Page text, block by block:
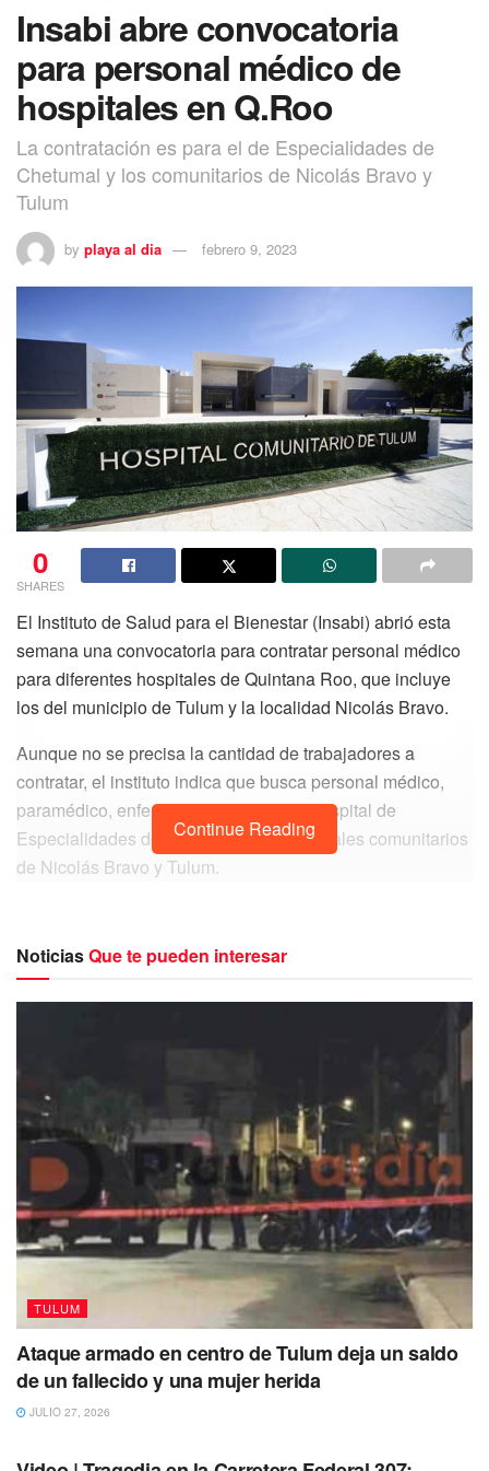
Insabi abre convocatoria
para personal médico de
hospitales en Q.Roo
La contratación es para el de Especialidades de
Chetumal y los comunitarios de Nicolás Bravo y
Tulum
by playa al dia febrero 9, 2023
0
SHARES
El Instituto de Salud para el Bienestar (Insabi) abrió esta
semana una convocatoria para contratar personal médico
para diferentes hospitales de Quintana Roo, que incluye
los del municipio de Tulum y la localidad Nicolás Bravo.
Aunque no se precisa la cantidad de trabajadores a
contratar, el instituto indica que busca personal médico,
paramédico, enfermería y afín para el Hospital de
Especialidades de Chetumal y los hospitales comunitarios
de Nicolás Bravo y Tulum.
reunir los requisitos de escolaridad y experiencia previstos
para cada una de las categorías y no estar inhabilitado (a)
otra causa de impedimento legal.
La contratación será semestral y eventual, con
prestaciones como Seguridad Social (ISSSTE,
FOVISSSTE, Capacitación), mientras que para visualizar
las vacantes y los sueldos brutos mensuales piden
ingresar a la página y redes oficiales del Insabi
(@INSABI_mx), donde podrán escanear el código QR.
Continue Reading
NoticiasQue te pueden interesar
TULUM
Ataque armado en centro de Tulum deja un saldo
de un fallecido y una mujer herida
JULIO 27, 2026